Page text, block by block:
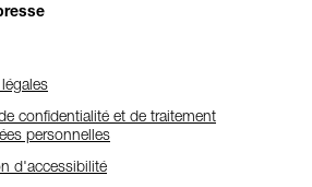
confidentialité et de traitement
personnelles
d'accessibilité